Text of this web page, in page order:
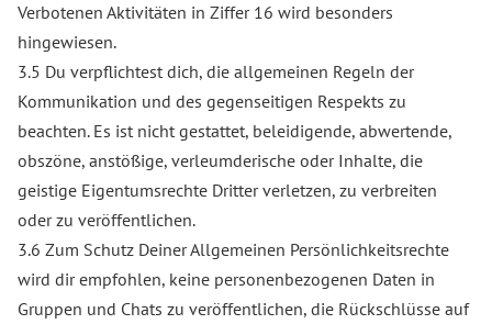
Verbotenen Aktivitäten in Ziffer 16 wird besonders
hingewiesen.
3.5 Du verpflichtest dich, die allgemeinen Regeln der
Kommunikation und des gegenseitigen Respekts zu
beachten. Es ist nicht gestattet, beleidigende, abwertende,
obszöne, anstößige, verleumderische oder Inhalte, die
geistige Eigentumsrechte Dritter verletzen, zu verbreiten
oder zu veröffentlichen.
3.6 Zum Schutz Deiner Allgemeinen Persönlichkeitsrechte
wird dir empfohlen, keine personenbezogenen Daten in
Gruppen und Chats zu veröffentlichen, die Rückschlüsse auf